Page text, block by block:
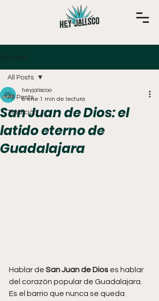
Entrada
All Posts
Tradición
All Posts
San Juan de Dios: el
latido eterno de
Guadalajara
heyjaliscoo
8 ene 1 min de lectura
Hablar de San Juan de Dios es hablar
del corazón popular de Guadalajara.
Es el barrio que nunca se queda